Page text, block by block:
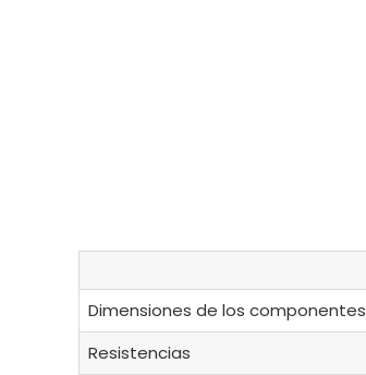
Dimensiones de los componentes
Resistencias